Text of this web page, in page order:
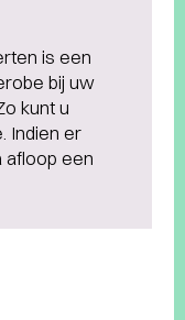
is een
bij uw
kunt u
Indien er
afloop een